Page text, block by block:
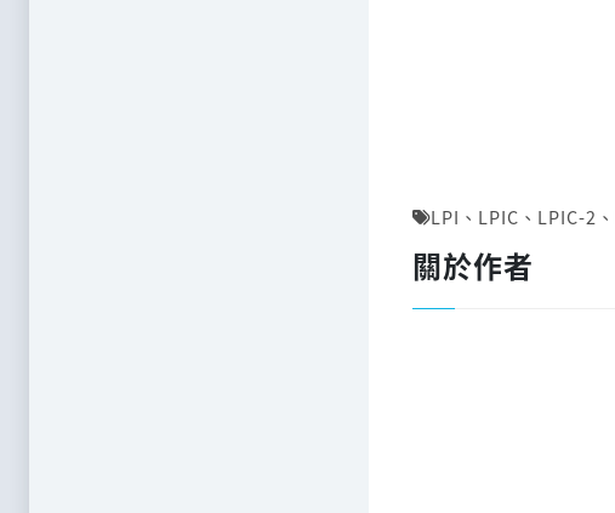
LPI 、 LPIC 、 LPIC-2 、
關於作者